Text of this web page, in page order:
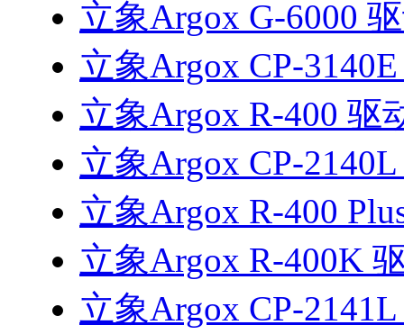
立象Argox G-6000
立象Argox CP-
立象Argox R-400 驱
立象Argox CP-
立象Argox R-400
立象Argox R-400K
立象Argox CP-